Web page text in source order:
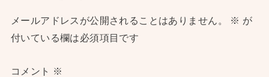
メールアドレスが公開されることはありません。 ※ が
付いている欄は必須項目です
コメント ※